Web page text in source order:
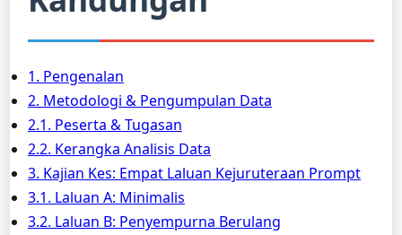
1. Pengenalan
2. Metodologi & Pengumpulan Data
2.1. Peserta & Tugasan
2.2. Kerangka Analisis Data
3. Kajian Kes: Empat Laluan Kejuruteraan Prompt
3.1. Laluan A: Minimalis
3.2. Laluan B: Penyempurna Berulang